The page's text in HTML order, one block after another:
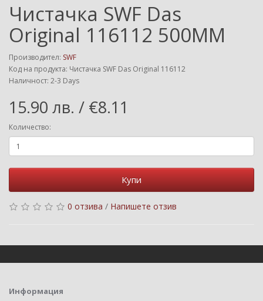
Чистачка SWF Das
Original 116112 500MM
Производител: SWF
Код на продукта: Чистачка SWF Das Original 116112
Наличност: 2-3 Days
15.90 лв. / €8.11
Количество:
Купи
0 отзива / Напишете отзив
Информация